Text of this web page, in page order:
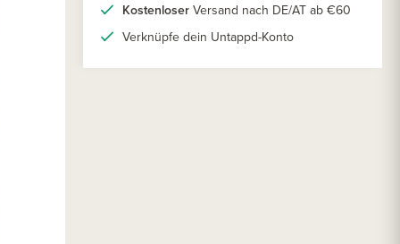
Kostenloser Versand nach DE/AT ab €60
Verknüpfe dein Untappd-Konto